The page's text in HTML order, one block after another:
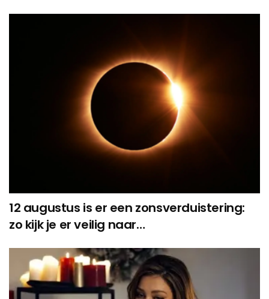
12 augustus is er een zonsverduistering:
zo kijk je er veilig naar…